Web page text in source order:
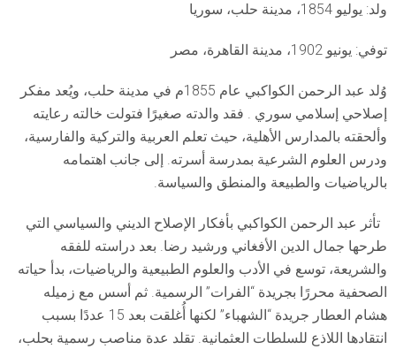
ولد: يوليو 1854، مدينة حلب، سوريا
توفي: يونيو 1902، مدينة القاهرة، مصر
وُلد عبد الرحمن الكواكبي عام 1855م في مدينة حلب، ويُعد مفكر
إصلاحي إسلامي سوري . فقد والدته صغيرًا فتولت خالته رعايته
وألحقته بالمدارس الأهلية، حيث تعلم العربية والتركية والفارسية،
ودرس العلوم الشرعية بمدرسة أسرته. إلى جانب اهتمامه
بالرياضيات والطبيعة والمنطق والسياسة.
تأثر عبد الرحمن الكواكبي بأفكار الإصلاح الديني والسياسي التي
طرحها جمال الدين الأفغاني ورشيد رضا. بعد دراسته للفقه
والشريعة، توسع في الأدب والعلوم الطبيعية والرياضيات، بدأ حياته
الصحفية محررًا بجريدة “الفرات” الرسمية. ثم أسس مع زميله
هشام العطار جريدة “الشهباء” لكنها أُغلقت بعد 15 عددًا بسبب
انتقادها اللاذع للسلطات العثمانية. تقلد عدة مناصب رسمية بحلب،